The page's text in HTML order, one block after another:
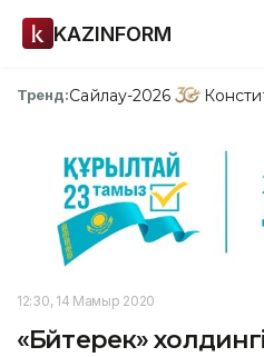
KAZINFORM
Тренд:Сайлау-2026
12:30, 14 Мамыр 2020
«Бәйтерек»